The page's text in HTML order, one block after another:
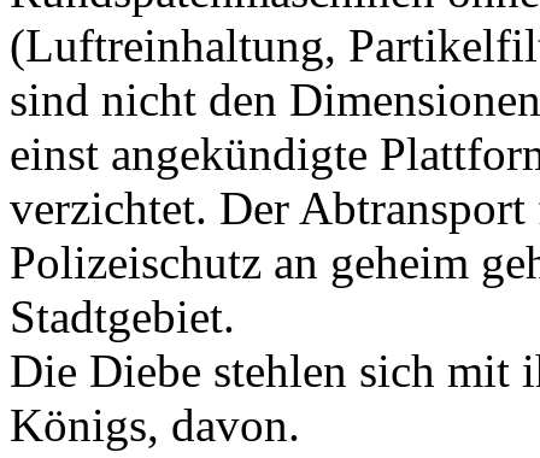
(Luftreinhaltung,
sind nicht den
einst angekündigte
verzichtet. Der
Polizeischutz an geheim
Stadtgebiet.
Die Diebe stehlen sich mit
Königs, davon.